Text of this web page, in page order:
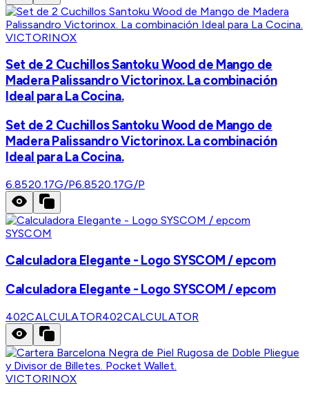
VICTORINOX
Set de 2 Cuchillos Santoku Wood de Mango de
Madera Palissandro Victorinox. La combinación
Ideal para La Cocina.
Set de 2 Cuchillos Santoku Wood de Mango de
Madera Palissandro Victorinox. La combinación
Ideal para La Cocina.
6.8520.17G/P6.8520.17G/P
SYSCOM
Calculadora Elegante - Logo SYSCOM / epcom
Calculadora Elegante - Logo SYSCOM / epcom
402CALCULATOR402CALCULATOR
VICTORINOX